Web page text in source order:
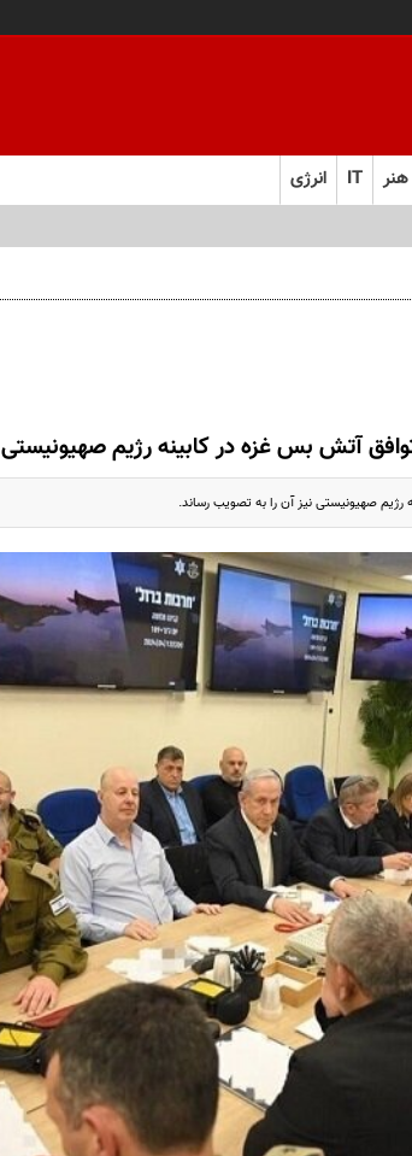
IT انرژی
آتش بس غزه در کابینه رژیم صهیونیستی
صهیونیستی نیز آن را به تصویب رساند.